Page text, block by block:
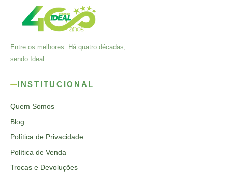
Entre os melhores. Há quatro décadas,
sendo Ideal.
INSTITUCIONAL
Quem Somos
Blog
Política de Privacidade
Política de Venda
Trocas e Devoluções